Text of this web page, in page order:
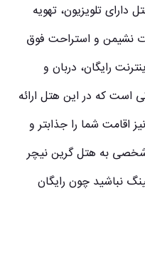
تلویزیون، تهویه
نشیمن و استراحت فوق
رایگان، دربان و
است که در این هتل ارائه
اقامت شما را جذابتر و
به هتل گرین نیچر
نباشید چون رایگان